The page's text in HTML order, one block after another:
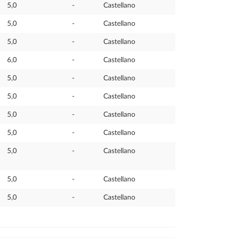
5,0 - Castellano
5,0 - Castellano
5,0 - Castellano
6,0 - Castellano
5,0 - Castellano
5,0 - Castellano
5,0 - Castellano
5,0 - Castellano
5,0 - Castellano
5,0 - Castellano
5,0 - Castellano